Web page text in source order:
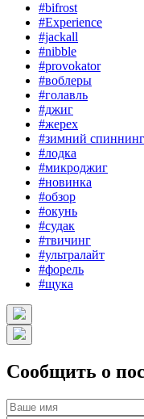
#bifrost
#Experience
#jackall
#nibble
#provokator
#воблеры
#голавль
#джиг
#жерех
#зимний спиннинг
#лодка
#микроджиг
#новинка
#обзор
#окунь
#судак
#твичинг
#ультралайт
#форель
#щука
Сообщить о